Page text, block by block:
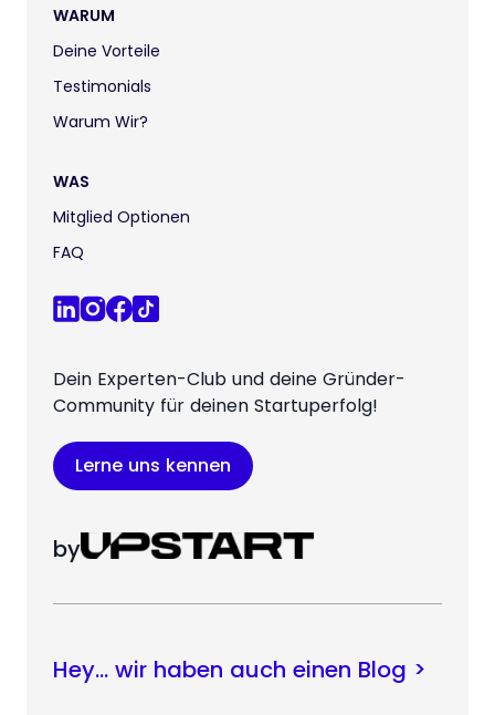
WARUM
Deine Vorteile
Testimonials
Warum Wir?
WAS
Mitglied Optionen
FAQ
Dein Experten-Club und deine Gründer-
Community für deinen Startuperfolg!
Lerne uns kennen
by
Hey… wir haben auch einen Blog >